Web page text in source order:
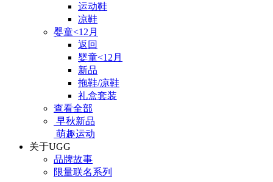
运动鞋
凉鞋
婴童<12月
返回
婴童<12月
新品
拖鞋/凉鞋
礼盒套装
查看全部
早秋新品
萌趣运动
关于UGG
品牌故事
限量联名系列